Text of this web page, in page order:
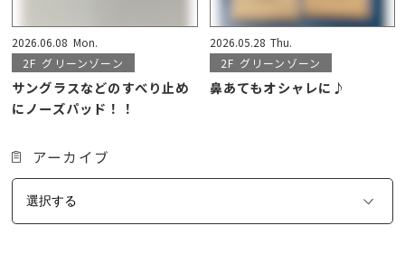
2026.06.08 Mon.
2F グリーンゾーン
サングラスなどのすべり止め
にノーズパッド！！
2026.05.28 Thu.
2F グリーンゾーン
鼻あてもオシャレに♪
アーカイブ